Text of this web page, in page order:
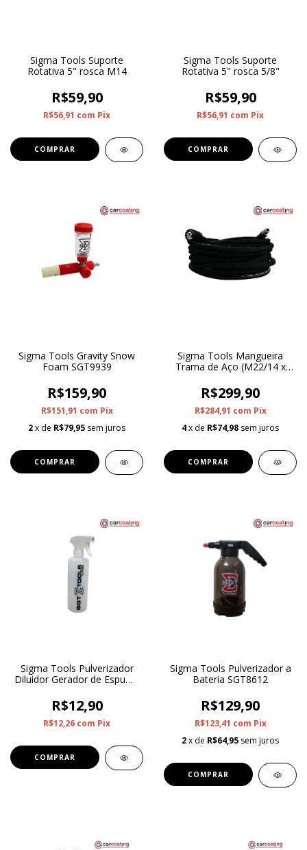
Sigma Tools Suporte
Rotativa 5" rosca M14
R$59,90
R$56,91 com Pix
Sigma Tools Suporte
Rotativa 5" rosca 5/8"
R$59,90
R$56,91 com Pix
Sigma Tools Gravity Snow
Foam SGT9939
R$159,90
R$151,91 com Pix
2x de R$79,95 sem juros
Sigma Tools Mangueira
Trama de Aço (M22/14 x
Pressao 12M
R$299,90
R$284,91 com Pix
4x de R$74,98 sem juros
Sigma Tools Pulverizador
Diluidor Gerador de Espuma
R$12,90
R$12,26 com Pix
Sigma Tools Pulverizador a
Bateria SGT8612
R$129,90
R$123,41 com Pix
2x de R$64,95 sem juros